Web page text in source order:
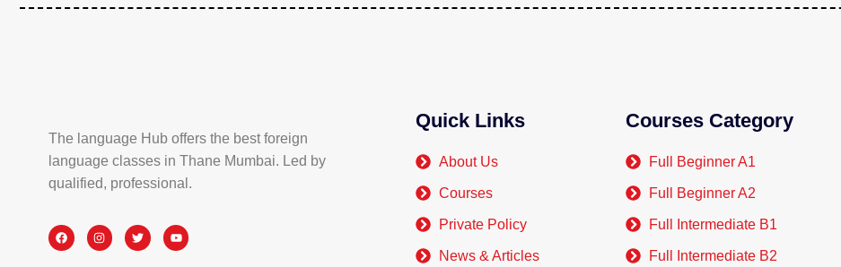
The language Hub offers the best foreign
language classes in Thane Mumbai. Led by
qualified, professional.
Quick Links
About Us
Courses
Private Policy
News & Articles
Courses Category
Full Beginner A1
Full Beginner A2
Full Intermediate B1
Full Intermediate B2